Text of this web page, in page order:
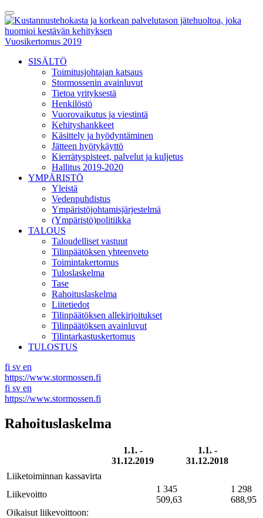
Skip
to
content
Toggle
Menu
Vuosikertomus 2019
SISÄLTÖ
Toimitusjohtajan katsaus
Stormossenin avainluvut
Tietoa yrityksestä
Henkilöstö
Vuorovaikutus ja viestintä
Kehityshankkeet
Käsittely ja hyödyntäminen
Jätteen hyötykäyttö
Kierrätyspisteet, palvelut ja kuljetus
Hallitus 2019-2020
YMPÄRISTÖ
Yleistä
Vedenpuhdistus
Ympäristöjohtamisjärjestelmä
(Ympäristö)politiikka
TALOUS
Taloudelliset vastuut
Tilinpäätöksen yhteenveto
Toimintakertomus
Tuloslaskelma
Tase
Rahoituslaskelma
Liitetiedot
Tilinpäätöksen allekirjoitukset
Tilinpäätöksen avainluvut
Tilintarkastuskertomus
TULOSTUS
fi sv en
https://www.stormossen.fi
fi sv en
https://www.stormossen.fi
Rahoituslaskelma
1.1. -
31.12.2019
1.1. -
31.12.2018
Liiketoiminnan kassavirta
Liikevoitto
1 345
509,63
1 298
688,95
Oikaisut liikevoittoon: